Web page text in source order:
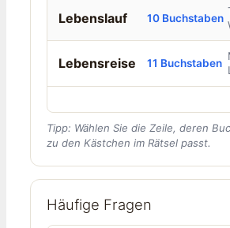
Lebenslauf 10 Buchstaben
Lebensreise 11 Buchstaben
Tipp: Wählen Sie die Zeile, deren
zu den Kästchen im Rätsel passt.
Häufige Fragen